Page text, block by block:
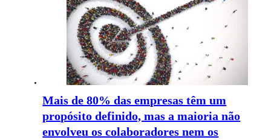
Mais de 80% das empresas têm um
propósito definido, mas a maioria não
envolveu os colaboradores nem os